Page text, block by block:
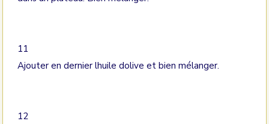
11
Ajouter en dernier lhuile dolive et bien mélanger.
12